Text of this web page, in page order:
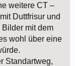
weitere CT –
Duttfrisur und
mit dem
wohl über eine
Standartweg,